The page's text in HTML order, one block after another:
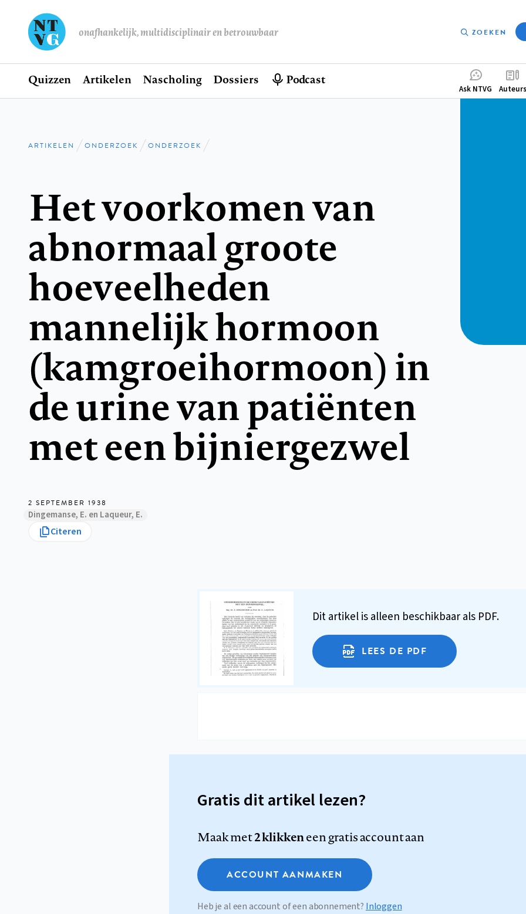
onafhankelijk, multidisciplinair en betrouwbaar ZOEKEN
Hoofdnavigatie
Home
Quizzen Artikelen Nascholing Dossiers Podcast
Ask NTVG Auteurs
Kruimelpad
ARTIKELEN ONDERZOEK ONDERZOEK
Het voorkomen van
abnormaal groote
hoeveelheden
mannelijk hormoon
(kamgroeihormoon) in
de urine van patiënten
met een bijniergezwel
2 SEPTEMBER 1938
Dingemanse, E. en Laqueur, E.
Citeren
Dit artikel is alleen beschikbaar als PDF.
LEES DE PDF
Gratis dit artikel lezen?
Maak met2 klikkeneen gratis account aan
ACCOUNT AANMAKEN
Heb je al een account of een abonnement? Inloggen